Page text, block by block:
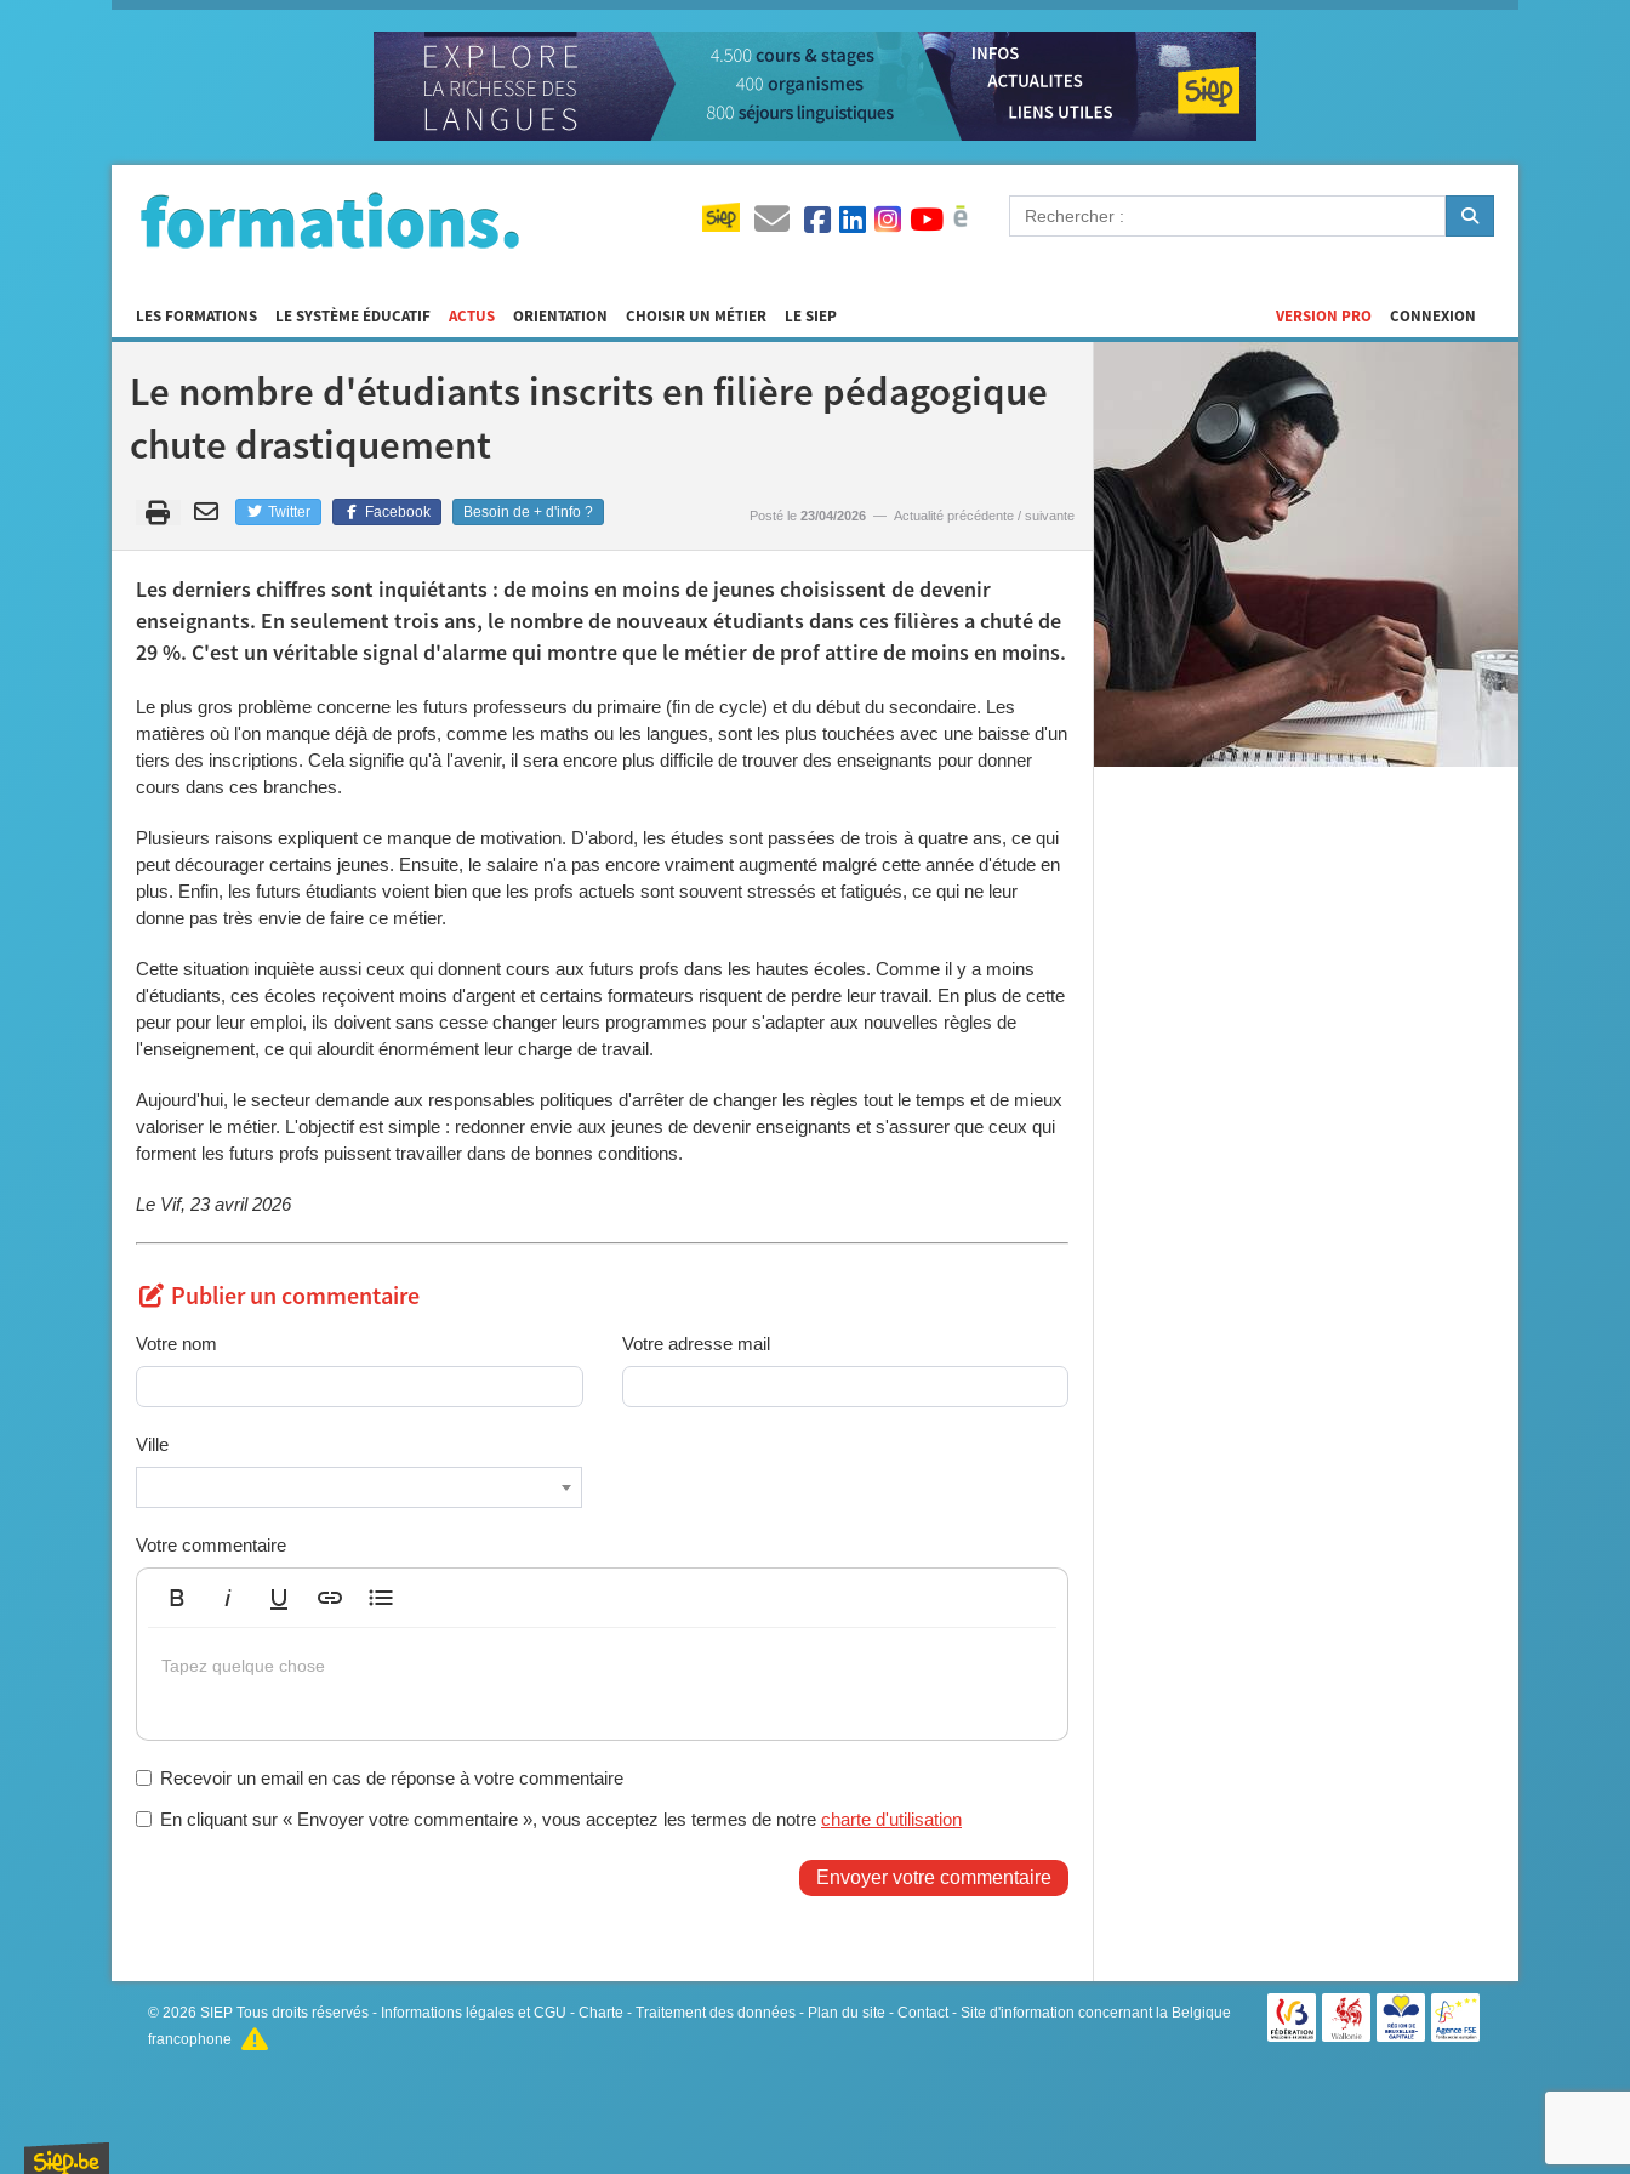
LES FORMATIONS LE SYSTÈME ÉDUCATIF ACTUS ORIENTATION CHOISIR UN MÉTIER LE SIEP CONNEXION
VERSION PRO
Le nombre d'étudiants inscrits en filière pédagogique
chute drastiquement
Twitter Facebook Besoin de + d'info ? Posté le 23/04/2026 — Actualité précédente / suivante
Les derniers chiffres sont inquiétants : de moins en moins de jeunes choisissent de devenir
enseignants. En seulement trois ans, le nombre de nouveaux étudiants dans ces filières a chuté de
29 %. C'est un véritable signal d'alarme qui montre que le métier de prof attire de moins en moins.
Le plus gros problème concerne les futurs professeurs du primaire (fin de cycle) et du début du secondaire. Les
matières où l'on manque déjà de profs, comme les maths ou les langues, sont les plus touchées avec une baisse d'un
tiers des inscriptions. Cela signifie qu'à l'avenir, il sera encore plus difficile de trouver des enseignants pour donner
cours dans ces branches.
Plusieurs raisons expliquent ce manque de motivation. D'abord, les études sont passées de trois à quatre ans, ce qui
peut décourager certains jeunes. Ensuite, le salaire n'a pas encore vraiment augmenté malgré cette année d'étude en
plus. Enfin, les futurs étudiants voient bien que les profs actuels sont souvent stressés et fatigués, ce qui ne leur
donne pas très envie de faire ce métier.
Cette situation inquiète aussi ceux qui donnent cours aux futurs profs dans les hautes écoles. Comme il y a moins
d'étudiants, ces écoles reçoivent moins d'argent et certains formateurs risquent de perdre leur travail. En plus de cette
peur pour leur emploi, ils doivent sans cesse changer leurs programmes pour s'adapter aux nouvelles règles de
l'enseignement, ce qui alourdit énormément leur charge de travail.
Aujourd'hui, le secteur demande aux responsables politiques d'arrêter de changer les règles tout le temps et de mieux
valoriser le métier. L'objectif est simple : redonner envie aux jeunes de devenir enseignants et s'assurer que ceux qui
forment les futurs profs puissent travailler dans de bonnes conditions.
Le Vif, 23 avril 2026
Publier un commentaire
Votre nom Votre adresse mail
Ville
Votre commentaire
Tapez quelque chose
Recevoir un email en cas de réponse à votre commentaire
En cliquant sur « Envoyer votre commentaire », vous acceptez les termes de notre charte d'utilisation
Envoyer votre commentaire
© 2026 SIEP Tous droits réservés - Informations légales et CGU - Charte - Traitement des données - Plan du site - Contact- Site d'information concernant la Belgique
francophone